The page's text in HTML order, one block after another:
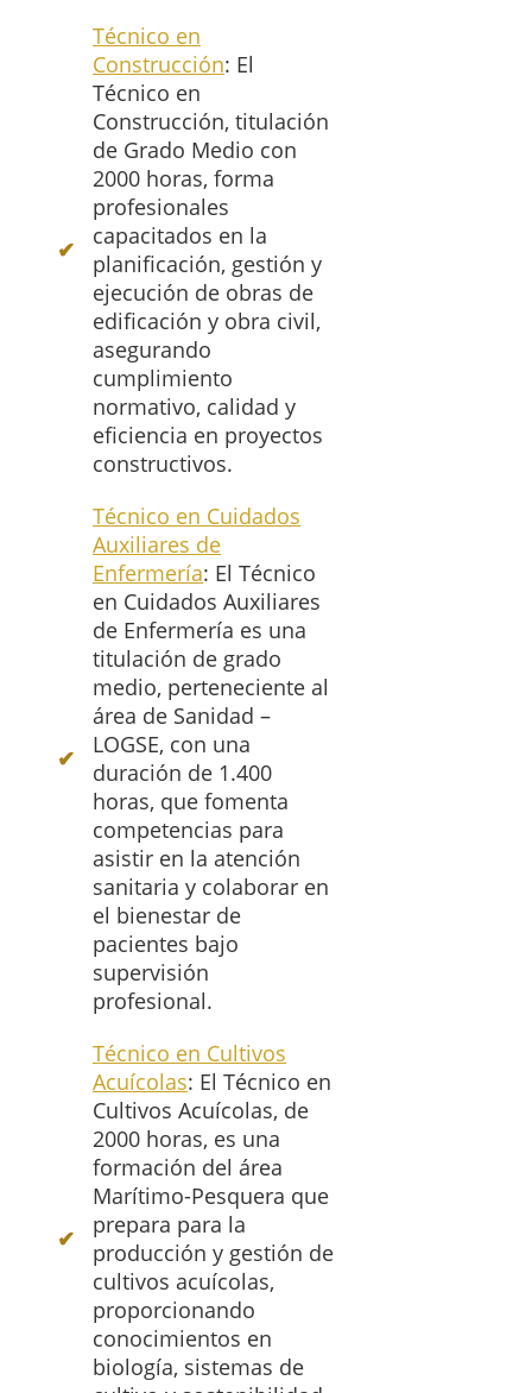
Técnico en
Construcción: El
Técnico en
Construcción, titulación
de Grado Medio con
2000 horas, forma
profesionales
capacitados en la
planificación, gestión y
ejecución de obras de
edificación y obra civil,
asegurando
cumplimiento
normativo, calidad y
eficiencia en proyectos
constructivos.
Técnico en Cuidados
Auxiliares de
Enfermería: El Técnico
en Cuidados Auxiliares
de Enfermería es una
titulación de grado
medio, perteneciente al
área de Sanidad –
LOGSE, con una
duración de 1.400
horas, que fomenta
competencias para
asistir en la atención
sanitaria y colaborar en
el bienestar de
pacientes bajo
supervisión
profesional.
Técnico en Cultivos
Acuícolas: El Técnico en
Cultivos Acuícolas, de
2000 horas, es una
formación del área
Marítimo-Pesquera que
prepara para la
producción y gestión de
cultivos acuícolas,
proporcionando
conocimientos en
biología, sistemas de